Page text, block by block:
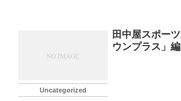
Uncategorized
田中屋スポー
ウンプラス」